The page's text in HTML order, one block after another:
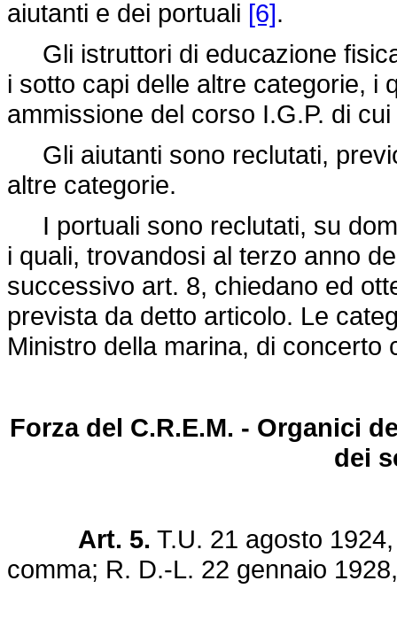
aiutanti e dei portuali [6].
Gli istruttori di educazione
i sotto capi delle altre categorie, i
ammissione del corso I.G.P. di
Gli aiutanti sono reclutati,
altre categorie.
I portuali sono reclutati, su
i quali, trovandosi al terzo anno
successivo art. 8, chiedano ed
prevista da detto articolo. Le
Ministro della marina, di concerto
Forza del C.R.E.M. - Organici
dei
Art. 5. T.U. 21 agosto
comma; R. D.-L. 22 gennaio